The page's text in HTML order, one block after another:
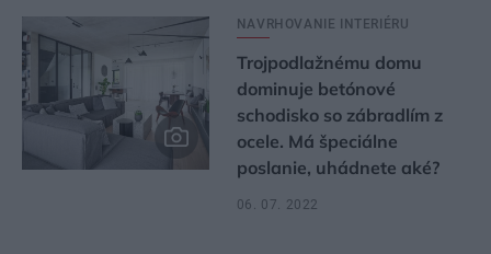
NAVRHOVANIE INTERIÉRU
Trojpodlažnému domu
dominuje betónové
schodisko so zábradlím z
ocele. Má špeciálne
poslanie, uhádnete aké?
06. 07. 2022